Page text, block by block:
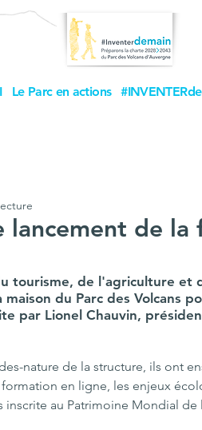
Le Parc en actions
lancement de
tourisme, de l'agriculture et
du Parc des Volcans
par Lionel Chauvin,
nature de la structure, ils ont
en ligne, les enjeux
au Patrimoine Mondial de